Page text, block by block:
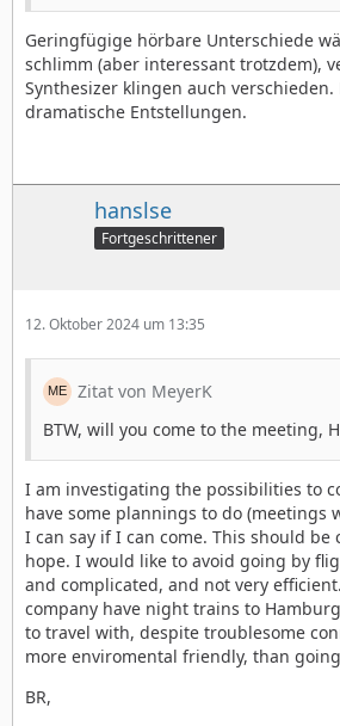
Geringfügige hörbare Unterschiede
schlimm (aber interessant trotzdem),
Synthesizer klingen auch
dramatische Entstellungen.
hanslse
Fortgeschrittener
12. Oktober 2024 um 13:35
Zitat von MeyerK
BTW, will you come to the meeting,
I am investigating the possibilities to
have some plannings to do (meetings
I can say if I can come. This should be
hope. I would like to avoid going by
and complicated, and not very
company have night trains to
to travel with, despite troublesome
more enviromental friendly, than
BR,